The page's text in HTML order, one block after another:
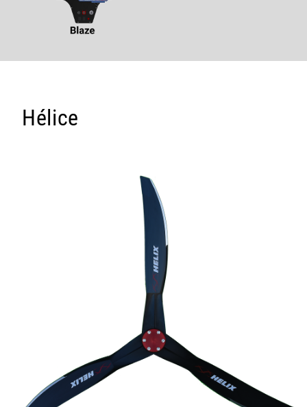
Hélice